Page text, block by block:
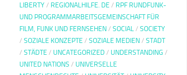
LIBERTY/ REGIONALHILFE. DE / RPF RUNDFUNK-
UND PROGRAMMARBEITSGEMEINSCHAFT FÜR
FILM, FUNK UND FERNSEHEN/ SOCIAL/ SOCIETY
/ SOZIALE KONZEPTE / SOZIALE MEDIEN/ STADT
/ STÄDTE / UNCATEGORIZED/ UNDERSTANDING /
UNITED NATIONS / UNIVERSELLE